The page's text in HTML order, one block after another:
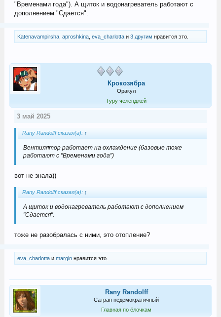
"Временами года"). А щиток и водонагреватель работают с
дополнением "Сдается".
Katenavampirsha, aproshkina, eva_charlottaи 3 другим нравится это.
Крокозябра
Оракул
Гуру челенджей
3 май 2025
Rany Randolff сказал(а): ↑
Вентилятор работает на охлаждение (базовые тоже
работают с "Временами года")
вот не знала))
Rany Randolff сказал(а): ↑
А щиток и водонагреватель работают с дополнением
"Сдается".
тоже не разобралась с ними, это отопление?
eva_charlottaи marginнравится это.
Rany Randolff
Сатрап недемократичный
Главная по ёлочкам